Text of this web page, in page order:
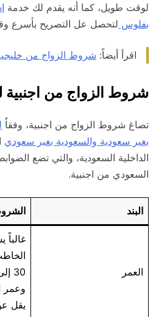
لوقت طويل، كما أنه يقدم لك خدمة
بفلوس لتحصل عل التصريح بأسرع
اقرأ أيضاً: شروط الزواج من خليجية
شروط الزواج من اجنبية لعام
تصاغ شروط الزواج من اجنبية، وفقاُ
بغير سعودية والسعودية بغير سعودي
الداخلية السعودية، والتي تضع
السعودي من اجنبية.
البند
العمر
30 إلى 70 عاماً.
وعمر
يقل عن 18